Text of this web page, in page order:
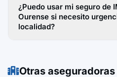
¿Puedo usar mi seguro de
Ourense si necesito
localidad?
Otras